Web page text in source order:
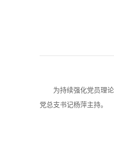
为持续强化党员理
党总支书记杨萍主持。